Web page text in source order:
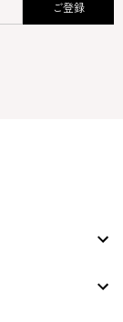
ご登録